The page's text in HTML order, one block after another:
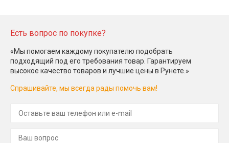
Есть вопрос по покупке?
«Мы помогаем каждому покупателю подобрать
подходящий под его требования товар. Гарантируем
высокое качество товаров и лучшие цены в Рунете.»
Спрашивайте, мы всегда рады помочь вам!